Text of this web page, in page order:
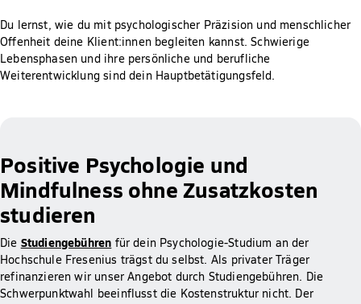
Du lernst, wie du mit psychologischer Präzision und menschlicher
Offenheit deine Klient:innen begleiten kannst. Schwierige
Lebensphasen und ihre persönliche und berufliche
Weiterentwicklung sind dein Hauptbetätigungsfeld.
Positive Psychologie und
Mindfulness ohne Zusatzkosten
studieren
Die Studiengebühren für dein Psychologie-Studium an der
Hochschule Fresenius trägst du selbst. Als privater Träger
refinanzieren wir unser Angebot durch Studiengebühren. Die
Schwerpunktwahl beeinflusst die Kostenstruktur nicht. Der